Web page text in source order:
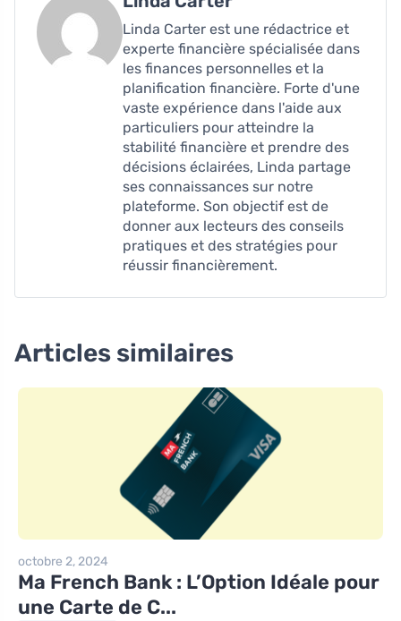
Linda Carter est une rédactrice et
experte financière spécialisée dans
les finances personnelles et la
planification financière. Forte d'une
vaste expérience dans l'aide aux
particuliers pour atteindre la
stabilité financière et prendre des
décisions éclairées, Linda partage
ses connaissances sur notre
plateforme. Son objectif est de
donner aux lecteurs des conseils
pratiques et des stratégies pour
réussir financièrement.
Articles similaires
octobre 2, 2024
Ma French Bank : L’Option Idéale pour
une Carte de C...